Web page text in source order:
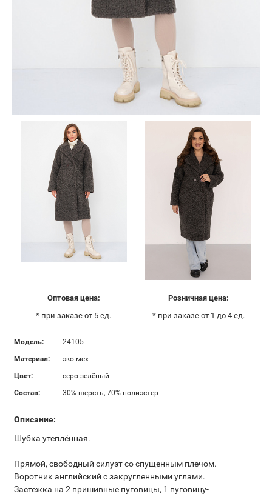
Оптовая цена:
* при заказе от 5 ед.
Розничная цена:
* при заказе от 1 до 4 ед.
Модель:
24105
Материал:
эко-мех
Цвет:
серо-зелёный
Состав:
30% шерсть, 70% полиэстер
Описание:
Шубка утеплённая.
Прямой, свободный силуэт со спущенным плечом.
Воротник английский с закругленными углами.
Застежка на 2 пришивные пуговицы, 1 пуговицу-